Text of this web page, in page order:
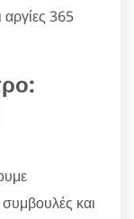
365
συμβουλές και